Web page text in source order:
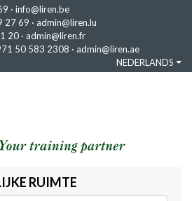
· info@liren.be
27 69 · admin@liren.lu
20 · admin@liren.fr
50 583 2308 · admin@liren.ae
NEDERLANDS
RUIMTE